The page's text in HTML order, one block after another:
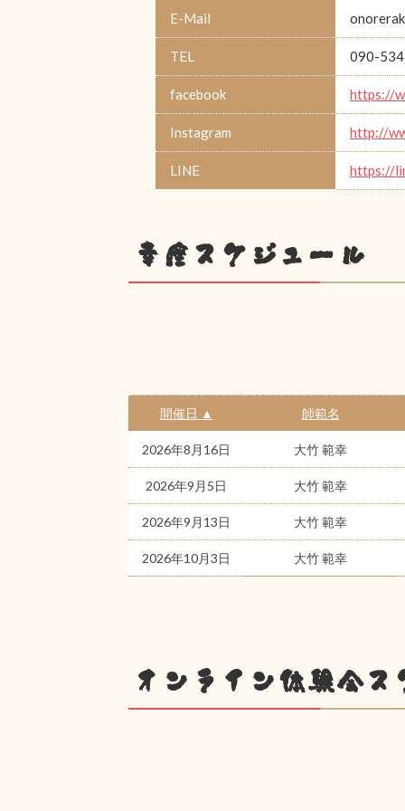
E-Mail
TEL 090-
facebook https://
Instagram http://
LINE https://
幸座スケジュール
開催日 ▲ 師範名
2026年8月16日 大竹 範幸
2026年9月5日 大竹 範幸
2026年9月13日 大竹 範幸
2026年10月3日 大竹 範幸
オンライン体験会ス